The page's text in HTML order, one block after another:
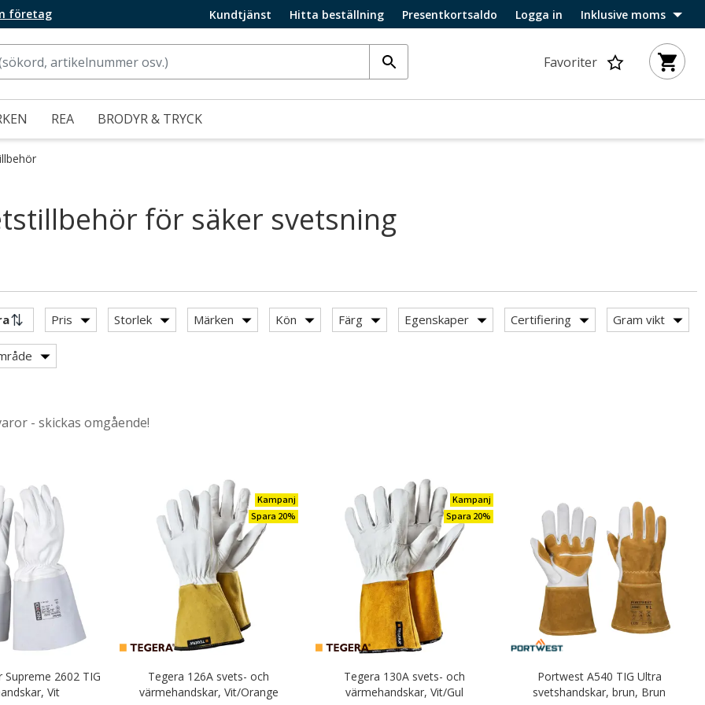
företag Kundtjänst Hitta beställning Presentkortsaldo Logga in Inklusive moms
Favoriter
REA BRODYR & TRYCK
för säker svetsning
Pris Storlek Märken Kön Färg Egenskaper Certifiering Gram vikt
- skickas omgående!
Supreme 2602 TIG
Vit
Kampanj
Spara 20%
Tegera 126A svets- och
värmehandskar, Vit/Orange
Kampanj
Spara 20%
Tegera 130A svets- och
värmehandskar, Vit/Gul
Portwest A540 TIG Ultra
svetshandskar, brun, Brun